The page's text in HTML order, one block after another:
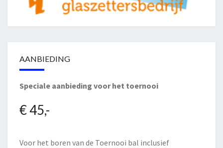
AANBIEDING
Speciale aanbieding voor het toernooi
€ 45,-
Voor het boren van de Toernooi bal inclusief